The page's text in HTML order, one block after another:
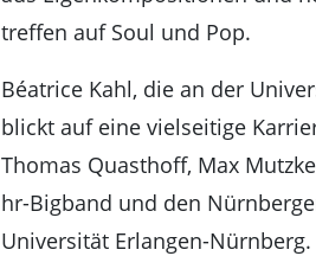
Tanz & Theater
treffen auf Soul und Pop.
Béatrice Kahl, die an der
blickt auf eine vielseitige
Thomas Quasthoff, Max
hr-Bigband und den
Universität Erlangen-